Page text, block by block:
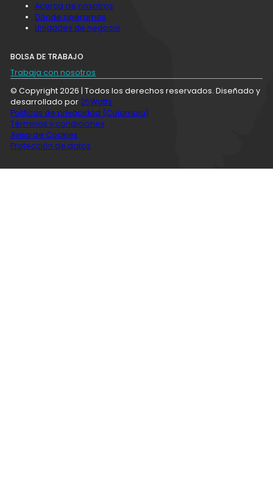
Acerca de nosotros
Dónde operamos
Unidades de negocio
BOLSA DE TRABAJO
Trabaja con nosotros
© Copyright 2026 | Todos los derechos reservados. Diseñado y
desarrollado por25Watts
Politicas de privacidad (Colombia)
Términos y condiciones
Aviso de Cookies
Protección de datos